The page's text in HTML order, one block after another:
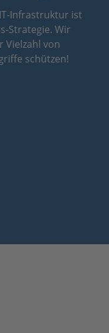
Infrastruktur ist
Strategie. Wir
Vielzahl von
schützen!